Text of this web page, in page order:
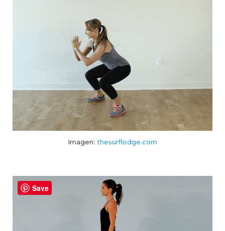
Imagen: thesurflodge.com
Save